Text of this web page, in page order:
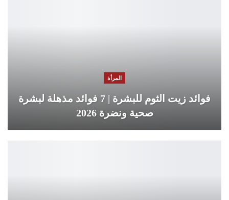
المرأة
فوائد زيت الثوم للبشرة | 7 فوائد مذهلة لبشرة
صحية ونضرة 2026